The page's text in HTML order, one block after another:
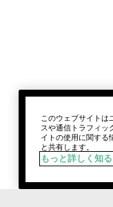
このウェブサイトは
スや通信トラフィッ
イトの使用に関する
と共有します。
もっと詳しく知る